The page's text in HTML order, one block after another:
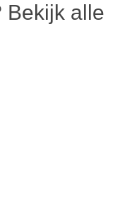
Bekijk alle